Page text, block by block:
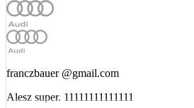
franczbauer @gmail.com
Alesz super. 11111111111111